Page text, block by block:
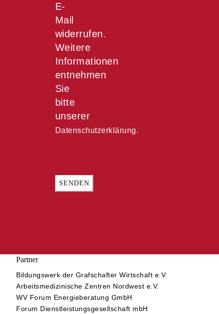
E-
Mail
widerrufen.
Weitere
Informationen
entnehmen
Sie
bitte
unserer
Datenschutzerklärung.
Partner
Bildungswerk der Grafschafter Wirtschaft e.V.
Arbeitsmedizinische Zentren Nordwest e.V.
WV Forum Energieberatung GmbH
Forum Dienstleistungsgesellschaft mbH